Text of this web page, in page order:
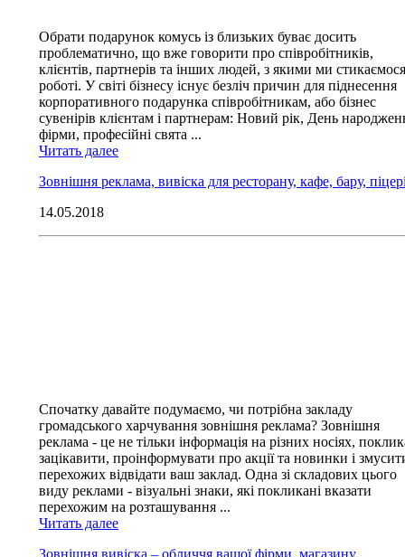
Обрати подарунок комусь із близьких буває досить
проблематично, що вже говорити про співробітників,
клієнтів, партнерів та інших людей, з якими ми
роботі. У світі бізнесу існує безліч причин для піднесення
корпоративного подарунка співробітникам, або бізнес
сувенірів клієнтам і партнерам: Новий рік, День
фірми, професійні свята ...
Читать далее
Зовнішня реклама, вивіска для ресторану, кафе, бару,
14.05.2018
Спочатку давайте подумаємо, чи потрібна закладу
громадського харчування зовнішня реклама? Зовнішня
реклама - це не тільки інформація на різних носіях,
зацікавити, проінформувати про акції та новинки і
перехожих відвідати ваш заклад. Одна зі складових цього
виду реклами - візуальні знаки, які покликані вказати
перехожим на розташування ...
Читать далее